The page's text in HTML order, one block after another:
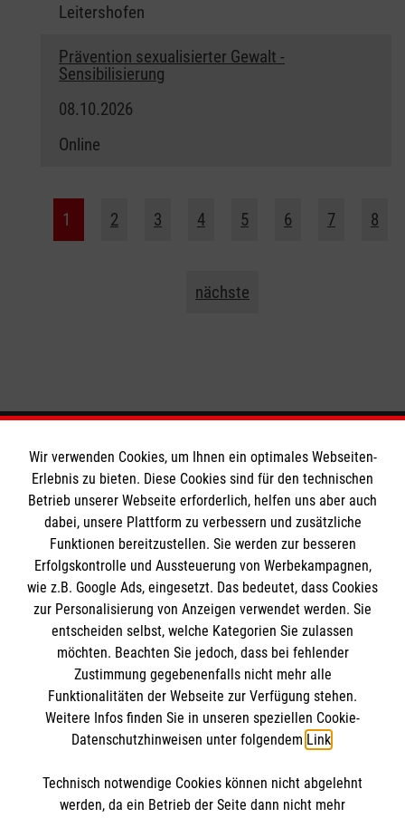
Leitershofen
Prävention sexualisierter Gewalt -
Sensibilisierung
08.10.2026
Online
1 2 3 4 5 6 7 8
nächste
Informationen
Impressum
Datenschutz
Kontakt
Barrierefreiheit
Die Malteser
Malteser in Deutschland
Malteserorden
Sharepoint
Spendenkonto
Empfänger: Malteser Hilfsdienst e.V.
IBAN: DE95 3706 0120 1201 2005 19
So finden Sie uns
Wir verwenden Cookies, um Ihnen ein optimales Webseiten-
Erlebnis zu bieten. Diese Cookies sind für den technischen
Betrieb unserer Webseite erforderlich, helfen uns aber auch
dabei, unsere Plattform zu verbessern und zusätzliche
Funktionen bereitzustellen. Sie werden zur besseren
Erfolgskontrolle und Aussteuerung von Werbekampagnen,
wie z.B. Google Ads, eingesetzt. Das bedeutet, dass Cookies
zur Personalisierung von Anzeigen verwendet werden. Sie
entscheiden selbst, welche Kategorien Sie zulassen
möchten. Beachten Sie jedoch, dass bei fehlender
Zustimmung gegebenenfalls nicht mehr alle
Funktionalitäten der Webseite zur Verfügung stehen.
Weitere Infos finden Sie in unseren speziellen Cookie-
Datenschutzhinweisen unter folgendem Link.
Technisch notwendige Cookies können nicht abgelehnt
werden, da ein Betrieb der Seite dann nicht mehr